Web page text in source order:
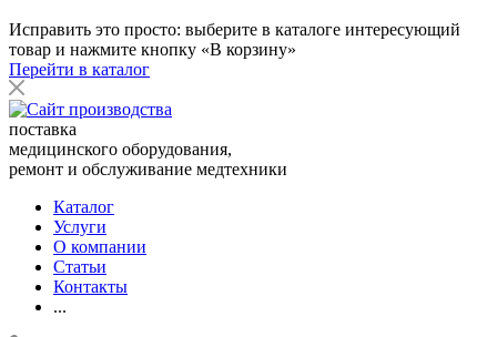
Исправить это просто: выберите в каталоге интересующий
товар и нажмите кнопку «В корзину»
Перейти в каталог
поставка
медицинского оборудования,
ремонт и обслуживание медтехники
Каталог
Услуги
О компании
Статьи
Контакты
...